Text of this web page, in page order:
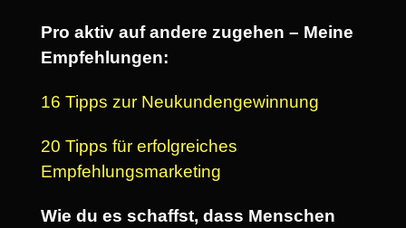
Pro aktiv auf andere zugehen – Meine
Empfehlungen:
16 Tipps zur Neukundengewinnung
20 Tipps für erfolgreiches
Empfehlungsmarketing
Wie du es schaffst, dass Menschen